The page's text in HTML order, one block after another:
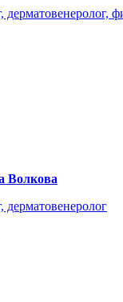
дерматовенеролог,
Волкова
дерматовенеролог